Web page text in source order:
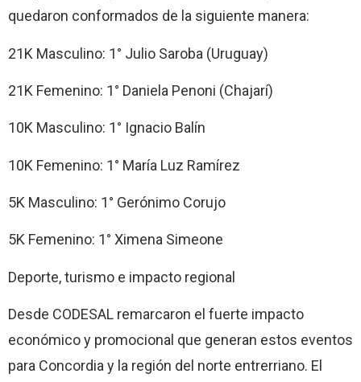
quedaron conformados de la siguiente manera:
21K Masculino: 1° Julio Saroba (Uruguay)
21K Femenino: 1° Daniela Penoni (Chajarí)
10K Masculino: 1° Ignacio Balín
10K Femenino: 1° María Luz Ramírez
5K Masculino: 1° Gerónimo Corujo
5K Femenino: 1° Ximena Simeone
Deporte, turismo e impacto regional
Desde CODESAL remarcaron el fuerte impacto
económico y promocional que generan estos eventos
para Concordia y la región del norte entrerriano. El